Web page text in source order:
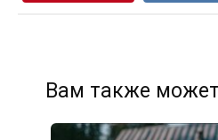
Вам также